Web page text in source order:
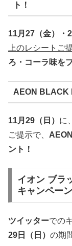
ト！
11月27（金）・
上のレシートご
ろ・コーラ味を
AEON BLACK
11月29（日） に
ご提示で、
ント！
イオン ブラ
キャンペーン
ツイッターでの
29日（日） の期